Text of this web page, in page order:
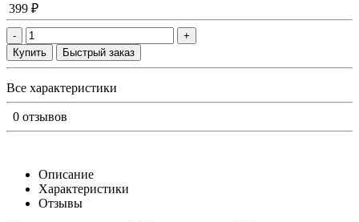
399 ₽
-
+
Купить
Быстрый заказ
Все характеристики
0 отзывов
Описание
Характеристики
Отзывы